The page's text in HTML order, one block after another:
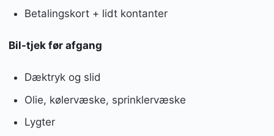
Betalingskort + lidt kontanter
Bil-tjek før afgang
Dæktryk og slid
Olie, kølervæske, sprinklervæske
Lygter